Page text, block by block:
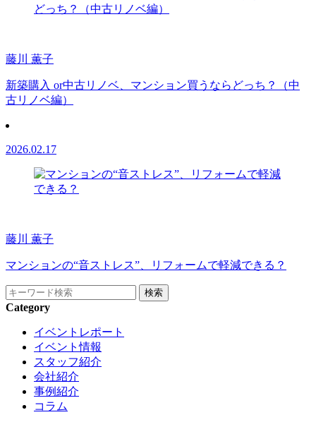
藤川 薫子
新築購入 or中古リノベ、マンション買うならどっち？（中
古リノベ編）
2026.02.17
藤川 薫子
マンションの“音ストレス”、リフォームで軽減できる？
Category
イベントレポート
イベント情報
スタッフ紹介
会社紹介
事例紹介
コラム